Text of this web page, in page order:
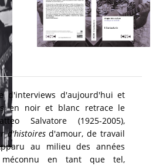
d'interviews d'aujourd'hui et
en noir et blanc retrace le
Salvatore (1925-2005),
d'histoiresd'amour, de travail
au milieu des années
méconnu en tant que tel,